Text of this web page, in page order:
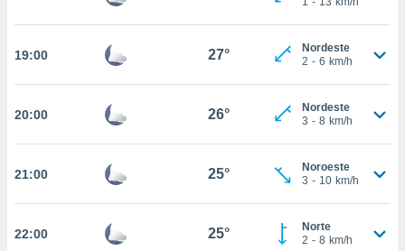
sitio
possam
com
tal,
19:00 27°
Nordeste
2 - 6 km/h
20:00 26°
Nordeste
3 - 8 km/h
21:00 25°
Noroeste
3 - 10 km/h
22:00 25°
Norte
2 - 8 km/h